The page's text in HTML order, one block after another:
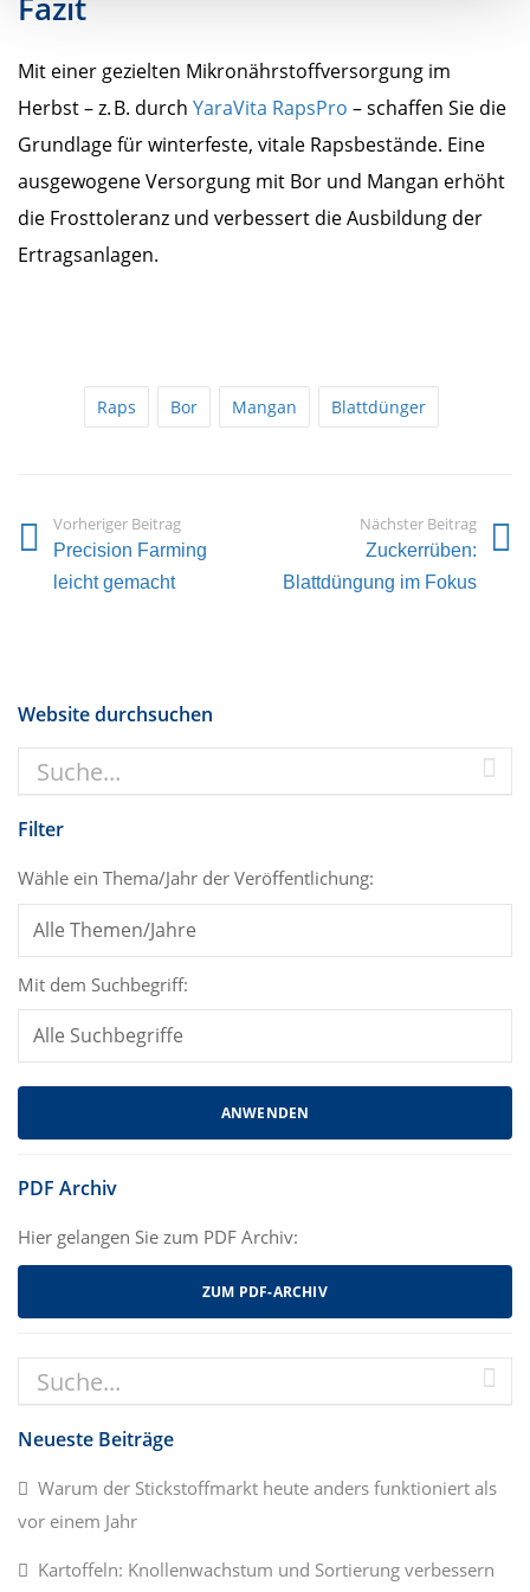
Mit einer gezielten Mikronährstoffversorgung im
Herbst – z. B. durch YaraVita RapsPro – schaffen Sie die
Grundlage für winterfeste, vitale Rapsbestände. Eine
ausgewogene Versorgung mit Bor und Mangan erhöht
die Frosttoleranz und verbessert die Ausbildung der
Ertragsanlagen.
Raps Bor Mangan Blattdünger
Vorheriger Beitrag
Precision Farming
leicht gemacht
Nächster Beitrag
Zuckerrüben:
Blattdüngung im Fokus
Website durchsuchen
Filter
Wähle ein Thema/Jahr der Veröffentlichung:
Mit dem Suchbegriff:
PDF Archiv
Hier gelangen Sie zum PDF Archiv:
ZUM PDF-ARCHIV
Neueste Beiträge
Warum der Stickstoffmarkt heute anders funktioniert als
vor einem Jahr
Kartoffeln: Knollenwachstum und Sortierung verbessern